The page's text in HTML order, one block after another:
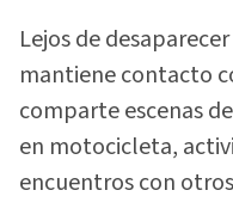
Lejos de
mantiene contacto
comparte escenas
en motocicleta,
encuentros con